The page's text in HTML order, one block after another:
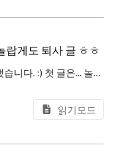
랍게도 퇴사 글 ㅎㅎ
블로그를 다시 네이버로 옮기기로 했습니다. :) 첫 글은... 놀랍게도(?) 퇴사 글이네요. ㅎㅎ 마이리얼트립 5년 생활을 정리하고, 한동안 휴식과 충전의 시간을 가지려 합니다. 그동안 굉장히 많은 분들께 도움을 받았는데요.
읽기모드